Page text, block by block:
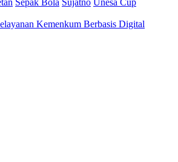
Sepak Bola Sujatno Unesa Cup
Kemenkum Berbasis Digital